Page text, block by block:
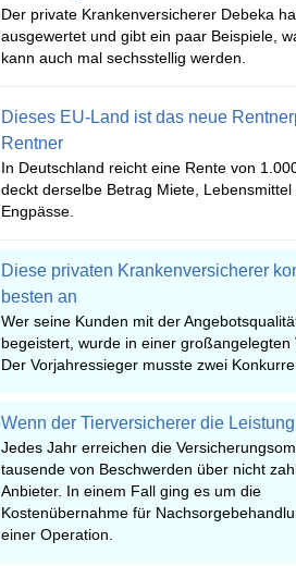
Der private Krankenversicherer Debeka
ausgewertet und gibt ein paar Beispiele,
kann auch mal sechsstellig werden.
Dieses EU-Land ist das neue
Rentner
In Deutschland reicht eine Rente von
deckt derselbe Betrag Miete,
Engpässe.
Diese privaten Krankenversicherer
besten an
Wer seine Kunden mit der
begeistert, wurde in einer großangelegten
Der Vorjahressieger musste zwei
Wenn der Tierversicherer die
Jedes Jahr erreichen die
tausende von Beschwerden über nicht
Anbieter. In einem Fall ging es um die
Kostenübernahme für
einer Operation.